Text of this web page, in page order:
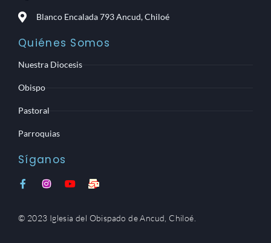
Blanco Encalada 793 Ancud, Chiloé
Quiénes Somos
Nuestra Diocesis
Obispo
Pastoral
Parroquias
Síganos
F
a
b
I
n
a
Y
u
M
a
-
© 2023 Iglesia del Obispado de Ancud, Chiloé.